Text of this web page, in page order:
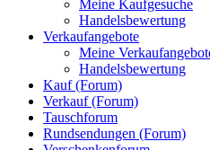
Meine Kaufgesuche
Handelsbewertung
Verkaufangebote
Meine
Handelsbewertung
Kauf (Forum)
Verkauf (Forum)
Tauschforum
Rundsendungen (Forum)